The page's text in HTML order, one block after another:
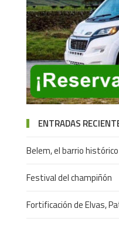
ENTRADAS
Belem, el barrio
Festival del champiñón
Fortificación de Elvas,